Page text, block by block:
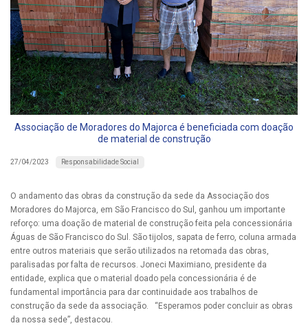
Associação de Moradores do Majorca é beneficiada com doação
de material de construção
27/04/2023 Responsabilidade Social
O andamento das obras da construção da sede da Associação dos
Moradores do Majorca, em São Francisco do Sul, ganhou um importante
reforço: uma doação de material de construção feita pela concessionária
Águas de São Francisco do Sul. São tijolos, sapata de ferro, coluna armada
entre outros materiais que serão utilizados na retomada das obras,
paralisadas por falta de recursos. Joneci Maximiano, presidente da
entidade, explica que o material doado pela concessionária é de
fundamental importância para dar continuidade aos trabalhos de
construção da sede da associação. “Esperamos poder concluir as obras
da nossa sede”, destacou.